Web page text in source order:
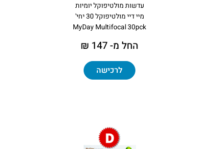
עדשות מולטיפוקל יומיות
מיי דיי מולטיפוקל 30 יחי'
MyDay Multifocal 30pck
החל מ- 147 ₪
לרכישה